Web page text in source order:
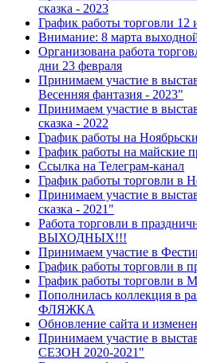
сказка - 2023
График работы торговли 12
Внимание: 8 марта
Организована работа
дни 23 февраля
Принимаем участие в
Весенняя фантазия - 2023"
Принимаем участие в
сказка - 2022
График работы на
График работы на майские
Ссылка на Телеграм-канал
График работы торговли в
Принимаем участие в
сказка - 2021"
Работа торговли в
ВЫХОДНЫХ!!!
Принимаем участие в
График работы торговли
График работы
Пополнилась коллекция в
ФЛЯЖКА
Обновление сайта и
Принимаем участие в
СЕЗОН 2020-2021"